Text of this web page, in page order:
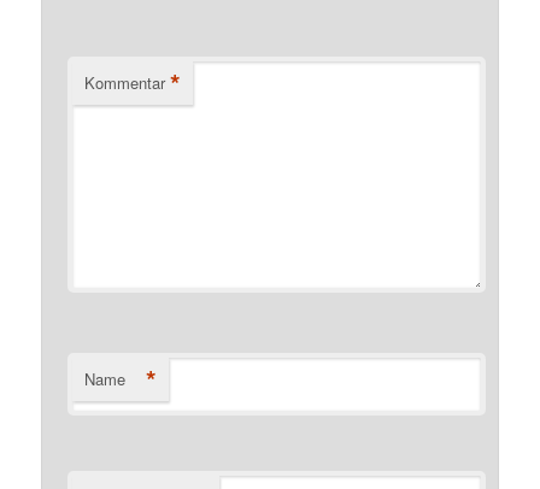
Kommentar *
Name *